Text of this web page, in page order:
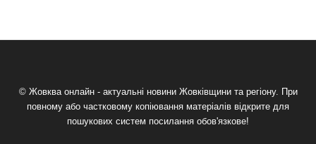
© Жовква онлайн - актуальні новини Жовківщини та регіону. При
повному або частковому копіювання матеріалів відкрите для
пошукових систем посилання обов'язкове!